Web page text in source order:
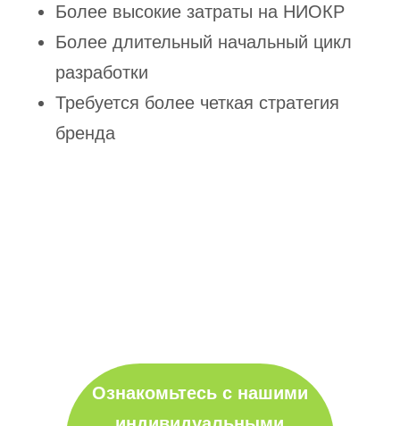
Более высокие затраты на НИОКР
Более длительный начальный цикл
разработки
Требуется более четкая стратегия
бренда
Ознакомьтесь с нашими